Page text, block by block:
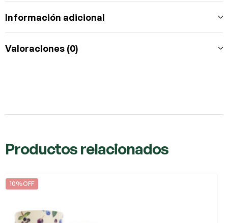
Información adicional
Valoraciones (0)
Productos relacionados
10%OFF